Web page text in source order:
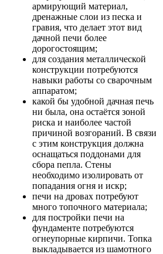
армирующий материал,
дренажные слои из песка и
гравия, что делает этот вид
дачной печи более
дорогостоящим;
для создания металлической
конструкции потребуются
навыки работы со сварочным
аппаратом;
какой бы удобной дачная печь
ни была, она остаётся зоной
риска и наиболее частой
причиной возгораний. В связи
с этим конструкция должна
оснащаться поддонами для
сбора пепла. Стены
необходимо изолировать от
попадания огня и искр;
печи на дровах потребуют
много топочного материала;
для постройки печи на
фундаменте потребуются
огнеупорные кирпичи. Топка
выкладывается из шамотного